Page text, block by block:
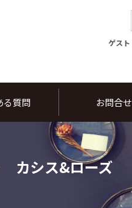
ゲスト
る質問 お問合せ
カシス&ローズ